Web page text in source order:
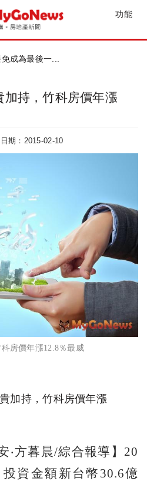
功能
成為最後一...
加持，竹科房價年漲
日期：2015-02-10
房價年漲12.8％最威
加持，竹科房價年漲
‧方暮晨/綜合報導】20
資金額新台幣30.6億